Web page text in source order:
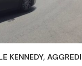
KENNEDY,